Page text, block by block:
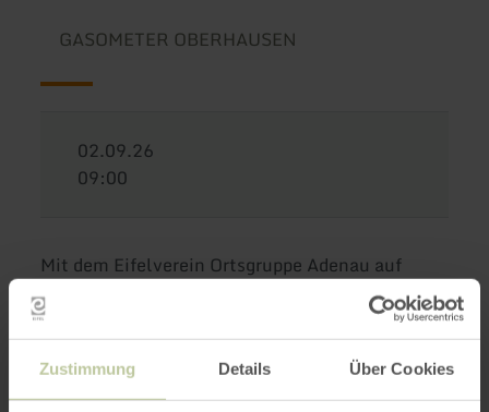
Zustimmung Details Über Cookies
GASOMETER OBERHAUSEN
02.09.26
09:00
Mit dem Eifelverein Ortsgruppe Adenau auf
Ausflugstour
„Mythos Wald“ im Gasometer Oberhausen -